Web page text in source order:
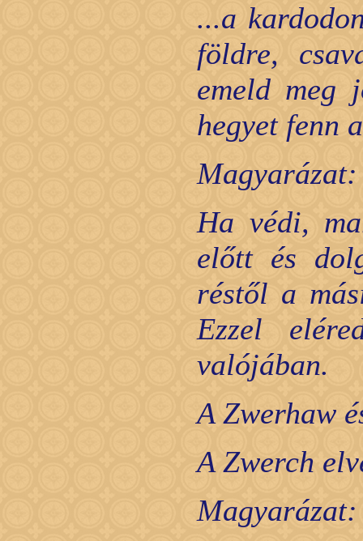
...a
földre,
emeld
hegyet fenn
Magyarázat:
Ha védi,
előtt és
réstől a
Ezzel
valójában.
A Zwerhaw
A Zwerch
Magyarázat: